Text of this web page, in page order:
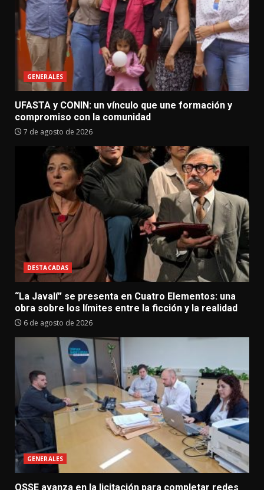
GENERALES
UFASTA y CONIN: un vínculo que une formación y
compromiso con la comunidad
7 de agosto de 2026
DESTACADAS
“La Javalí” se presenta en Cuatro Elementos: una
obra sobre los límites entre la ficción y la realidad
6 de agosto de 2026
GENERALES
OSSE avanza en la licitación para completar redes